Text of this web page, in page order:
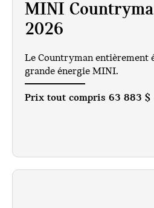
MINI
2026
Le Countryman entièrement
grande énergie MINI.
Prix tout compris 63 883 $